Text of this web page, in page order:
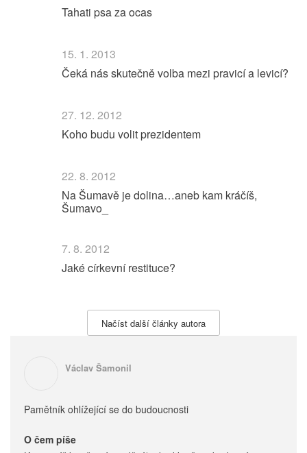
Tahati psa za ocas
15. 1. 2013
Čeká nás skutečně volba mezi pravicí a levicí?
27. 12. 2012
Koho budu volit prezidentem
22. 8. 2012
Na Šumavě je dolina…aneb kam kráčíš,
Šumavo_
7. 8. 2012
Jaké církevní restituce?
Načíst další články autora
Václav Šamonil
Pamětník ohlížející se do budoucnosti
O čem píše